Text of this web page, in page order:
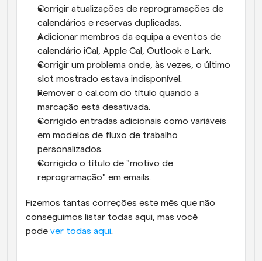
Corrigir atualizações de reprogramações de
calendários e reservas duplicadas.
Adicionar membros da equipa a eventos de
calendário iCal, Apple Cal, Outlook e Lark.
Corrigir um problema onde, às vezes, o último
slot mostrado estava indisponível.
Remover o cal.com do título quando a
marcação está desativada.
Corrigido entradas adicionais como variáveis
em modelos de fluxo de trabalho
personalizados.
Corrigido o título de "motivo de
reprogramação" em emails.
Fizemos tantas correções este mês que não
conseguimos listar todas aqui, mas você
pode ver todas aqui.